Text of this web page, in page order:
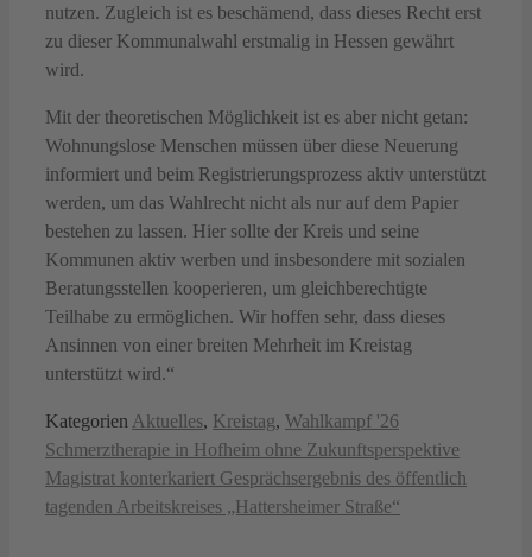
nutzen. Zugleich ist es beschämend, dass dieses Recht erst
zu dieser Kommunalwahl erstmalig in Hessen gewährt
wird.
Mit der theoretischen Möglichkeit ist es aber nicht getan:
Wohnungslose Menschen müssen über diese Neuerung
informiert und beim Registrierungsprozess aktiv unterstützt
werden, um das Wahlrecht nicht als nur auf dem Papier
bestehen zu lassen. Hier sollte der Kreis und seine
Kommunen aktiv werben und insbesondere mit sozialen
Beratungsstellen kooperieren, um gleichberechtigte
Teilhabe zu ermöglichen. Wir hoffen sehr, dass dieses
Ansinnen von einer breiten Mehrheit im Kreistag
unterstützt wird.“
Kategorien Aktuelles, Kreistag, Wahlkampf '26
Schmerztherapie in Hofheim ohne Zukunftsperspektive
Magistrat konterkariert Gesprächsergebnis des öffentlich
tagenden Arbeitskreises „Hattersheimer Straße“